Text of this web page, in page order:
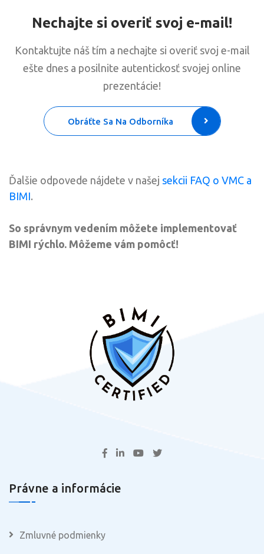
Nechajte si overiť svoj e-mail!
Kontaktujte náš tím a nechajte si overiť svoj e-mail
ešte dnes a posilnite autentickosť svojej online
prezentácie!
Obráťte Sa Na Odborníka
Ďalšie odpovede nájdete v našej sekcii FAQ o VMC a
BIMI.
So správnym vedením môžete implementovať
BIMI rýchlo. Môžeme vám pomôcť!
Právne a informácie
Zmluvné podmienky